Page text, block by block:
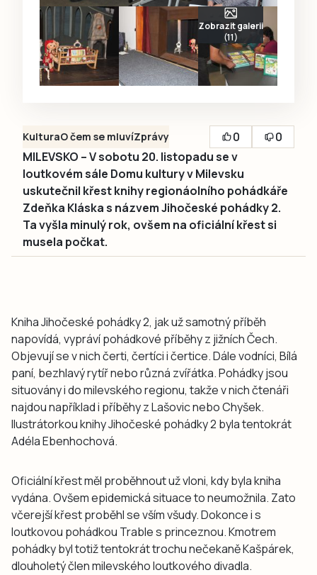
Zobrazit galerii
(11)
KulturaO čem se mluvíZprávy 0
0
MILEVSKO – V sobotu 20. listopadu se v
loutkovém sále Domu kultury v Milevsku
uskutečnil křest knihy regionáolního pohádkáře
Zdeňka Kláska s názvem Jihočeské pohádky 2.
Ta vyšla minulý rok, ovšem na oficiální křest si
musela počkat.
Kniha Jihočeské pohádky 2, jak už samotný příběh
napovídá, vypráví pohádkové příběhy z jižních Čech.
Objevují se v nich čerti, čertíci i čertice. Dále vodníci, Bílá
paní, bezhlavý rytíř nebo různá zvířátka. Pohádky jsou
situovány i do milevského regionu, takže v nich čtenáři
najdou například i příběhy z Lašovic nebo Chyšek.
Ilustrátorkou knihy Jihočeské pohádky 2 byla tentokrát
Adéla Ebenhochová.
Oficiální křest měl proběhnout už vloni, kdy byla kniha
vydána. Ovšem epidemická situace to neumožnila. Zato
včerejší křest proběhl se vším všudy. Dokonce i s
loutkovou pohádkou Trable s princeznou. Kmotrem
pohádky byl totiž tentokrát trochu nečekaně Kašpárek,
dlouholetý člen milevského loutkového divadla.